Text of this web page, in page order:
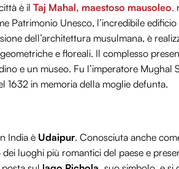
è il Taj Mahal, maestoso mausoleo,
Patrimonio Unesco, l’incredibile
dell’architettura musulmana, è
e floreali. Il complesso
e un museo. Fu l’imperatore Mughal
1632 in memoria della moglie defunta.
India è Udaipur. Conosciuta anche
luoghi più romantici del paese e